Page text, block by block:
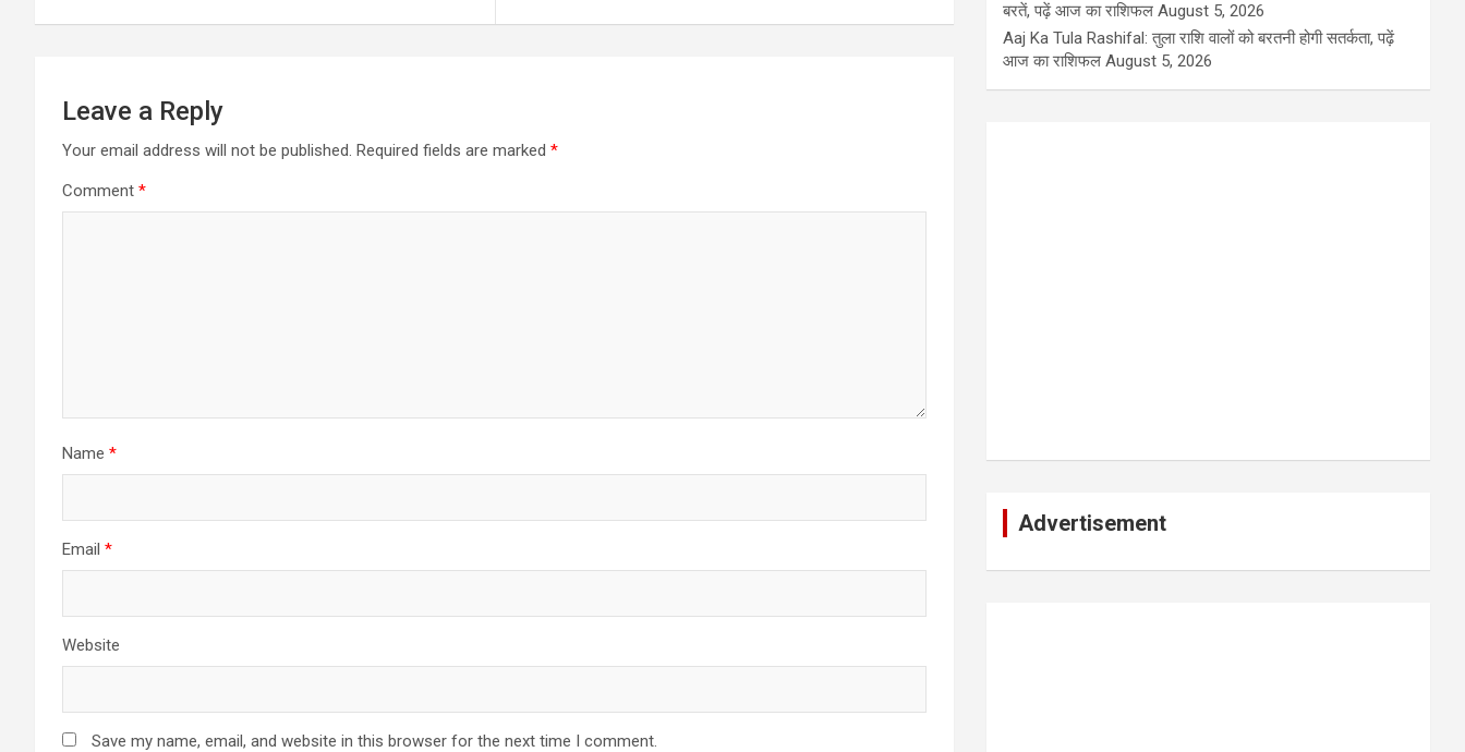
Leave a Reply
Your email address will not be published. Required fields are marked *
Comment *
Name *
Email *
Website
Save my name, email, and website in this browser for the next time I comment.
बरतें, पढ़ें आज का राशिफल August 5, 2026
Aaj Ka Tula Rashifal: तुला राशि वालों को बरतनी होगी सतर्कता, पढ़ें
आज का राशिफल August 5, 2026
Advertisement